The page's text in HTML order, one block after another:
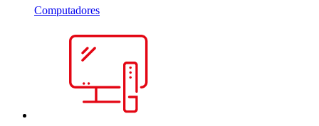
Computadores